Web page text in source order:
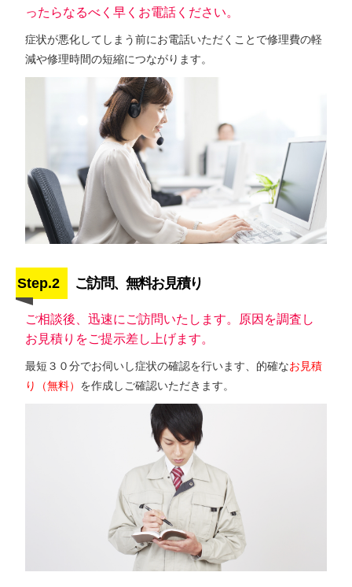
ったらなるべく早くお電話ください。
症状が悪化してしまう前にお電話いただくことで修理費の軽
減や修理時間の短縮につながります。
Step.2 ご訪問、無料お見積り
ご相談後、迅速にご訪問いたします。原因を調査し
お見積りをご提示差し上げます。
最短３０分でお伺いし症状の確認を行います、的確なお見積
り（無料） を作成しご確認いただきます。